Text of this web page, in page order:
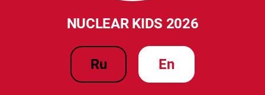
NUCLEAR KIDS 2026
ru en